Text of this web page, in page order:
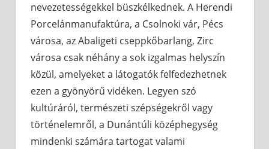
nevezetességekkel büszkélkednek. A Herendi
Porcelánmanufaktúra, a Csolnoki vár, Pécs
városa, az Abaligeti cseppkőbarlang, Zirc
városa csak néhány a sok izgalmas helyszín
közül, amelyeket a látogatók felfedezhetnek
ezen a gyönyörű vidéken. Legyen szó
kultúráról, természeti szépségekről vagy
történelemről, a Dunántúli középhegység
mindenki számára tartogat valami